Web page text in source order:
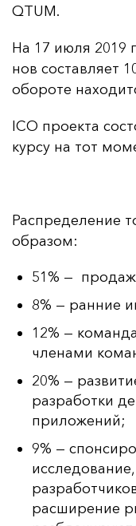
QTUM.
На 17 и­юля 2019
нов сос­тав­ля­ет
обо­ро­те
ICO про­ек­та
кур­су на тот
Рас­пре­де­ле­ние
об­ра­зом:
51% —
8% — ранние
12% —
членами
20% —
разработки
приложений;
9% —
расширение